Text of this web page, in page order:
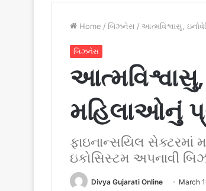
Home / બિઝનેસ / આત્મવિશ્વાસુ,
બિઝનેસ
મહિલાઓનું
ફાઇનાન્સયિલ સેક્ટરમાં
ઇકોસિસ્ટમ અપનાવી
Divya Gujarati Online March